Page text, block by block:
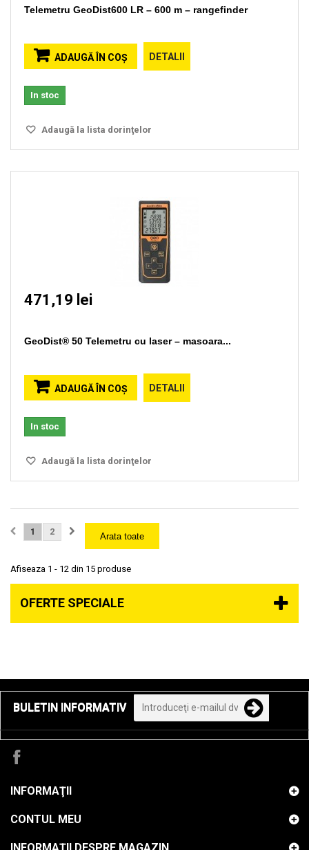
Telemetru GeoDist600 LR – 600 m – rangefinder
ADAUGĂ ÎN COŞ DETALII
In stoc
Adaugă la lista dorinţelor
471,19 lei
GeoDist® 50 Telemetru cu laser – masoara...
ADAUGĂ ÎN COŞ DETALII
In stoc
Adaugă la lista dorinţelor
Arata toate
1 2
Afiseaza 1 - 12 din 15 produse
OFERTE SPECIALE
BULETIN INFORMATIV
INFORMAŢII
CONTUL MEU